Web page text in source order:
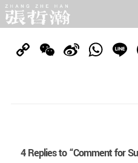
CopyWeChat
Sina
4 Replies to “Comment for